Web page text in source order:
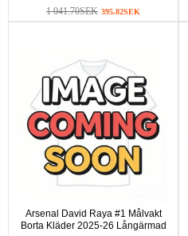
1 041.70SEK 395.82SEK
Arsenal David Raya #1 Målvakt
Borta Kläder 2025-26 Långärmad